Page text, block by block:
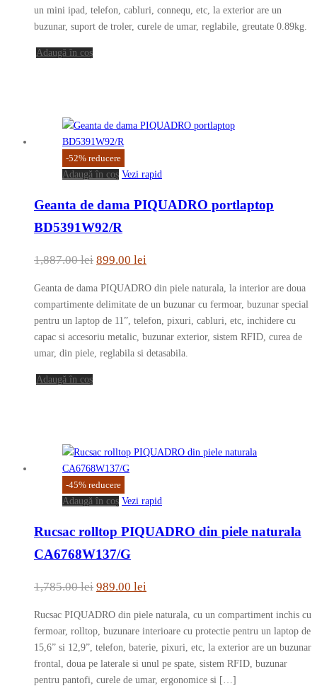
fost:
1,120.00 lei.
659.00 lei.
un mini ipad, telefon, cabluri, connequ, etc, la exterior are un
buzunar, suport de troler, curele de umar, reglabile, greutate 0.89kg.
Adaugă în coș
-52% reducere
Adaugă în coș Vezi rapid
Geanta de dama PIQUADRO portlaptop
BD5391W92/R
1,887.00lei Prețul
a
fost:
1,887.00 lei.
899.00 lei
este:
899.00 lei.
Geanta de dama PIQUADRO din piele naturala, la interior are doua
compartimente delimitate de un buzunar cu fermoar, buzunar special
pentru un laptop de 11”, telefon, pixuri, cabluri, etc, inchidere cu
capac si accesoriu metalic, buzunar exterior, sistem RFID, curea de
umar, din piele, reglabila si detasabila.
Adaugă în coș
-45% reducere
Adaugă în coș Vezi rapid
Rucsac rolltop PIQUADRO din piele naturala
CA6768W137/G
1,785.00lei Prețul
fost:
1,785.00 lei.
989.00 lei
este:
989.00 lei.
Rucsac PIQUADRO din piele naturala, cu un compartiment inchis cu
fermoar, rolltop, buzunare interioare cu protectie pentru un laptop de
15,6” si 12,9”, telefon, baterie, pixuri, etc, la exterior are un buzunar
frontal, doua pe laterale si unul pe spate, sistem RFID, buzunar
pentru pantofi, curele de umar, ergonomice si […]